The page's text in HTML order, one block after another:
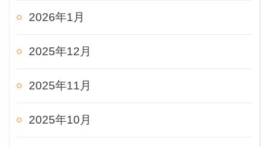
2026年1月
2025年12月
2025年11月
2025年10月